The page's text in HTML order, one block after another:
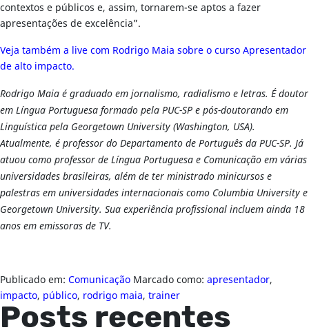
contextos e públicos e, assim, tornarem-se aptos a fazer
apresentações de excelência”.
Veja também a live com Rodrigo Maia sobre o curso Apresentador
de alto impacto.
Rodrigo Maia é graduado em jornalismo, radialismo e letras. É doutor
em Língua Portuguesa formado pela PUC-SP e pós-doutorando em
Linguística pela Georgetown University (Washington, USA).
Atualmente, é professor do Departamento de Português da PUC-SP. Já
atuou como professor de Língua Portuguesa e Comunicação em várias
universidades brasileiras, além de ter ministrado minicursos e
palestras em universidades internacionais como Columbia University e
Georgetown University. Sua experiência profissional incluem ainda 18
anos em emissoras de TV.
Publicado em: Comunicação Marcado como: apresentador,
impacto, público, rodrigo maia, trainer
Posts recentes